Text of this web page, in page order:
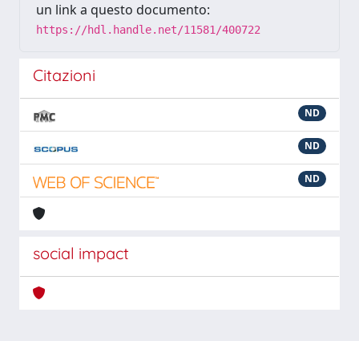
un link a questo documento:
https://hdl.handle.net/11581/400722
Citazioni
ND
ND
ND
social impact